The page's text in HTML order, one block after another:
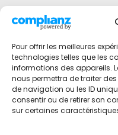
Pour offrir les meilleures
technologies telles que les
informations des appareils.
nous permettra de traiter
de navigation ou les ID
consentir ou de retirer son
sur certaines